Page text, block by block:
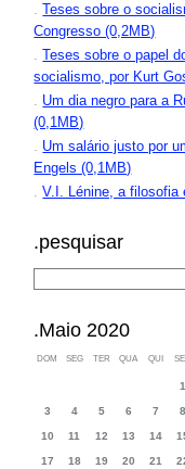
.Teses sobre o
Congresso (0,2MB)
.Teses sobre o papel
socialismo, por Kurt
. Um dia negro para a
(0,1MB)
. Um salário justo por
Engels (0,1MB)
.V.I. Lénine, a filosofia
.pesquisar
.Maio 2020
DOM SEG TER QUA QUI
1
3 4 5 6 7 8
10 11 12 13 14
17 18 19 20 21